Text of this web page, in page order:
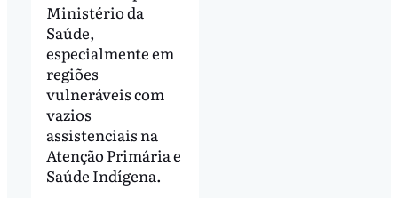
Ministério da
Saúde,
especialmente em
regiões
vulneráveis com
vazios
assistenciais na
Atenção Primária e
Saúde Indígena.